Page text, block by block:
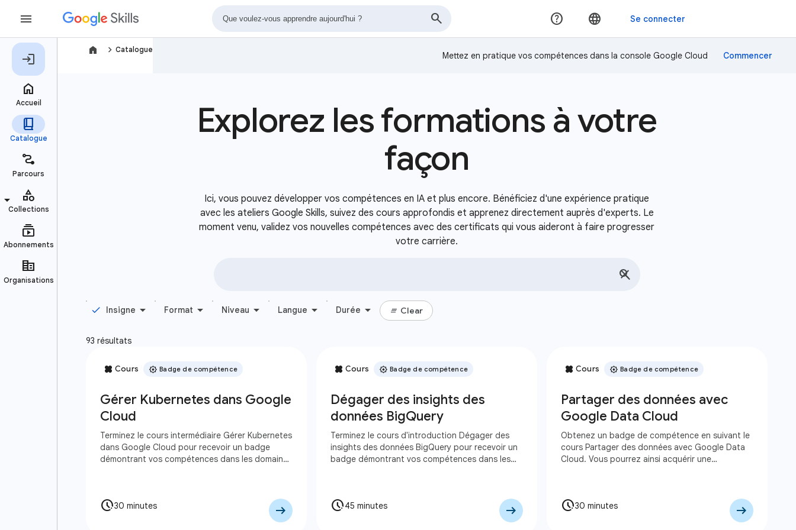
navigate_next Catalogue
Mettez en pratique vos compétences dans la console Google Cloud
Explorez les formations à votre
façon
Ici, vous pouvez développer vos compétences en IA et plus encore. Bénéficiez d'une expérience pratique
avec les ateliers Google Skills, suivez des cours approfondis et apprenez directement auprès d'experts. Le
moment venu, validez vos nouvelles compétences avec des certificats qui vous aideront à faire progresser
votre carrière.